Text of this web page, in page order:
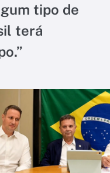
tipo de
terá